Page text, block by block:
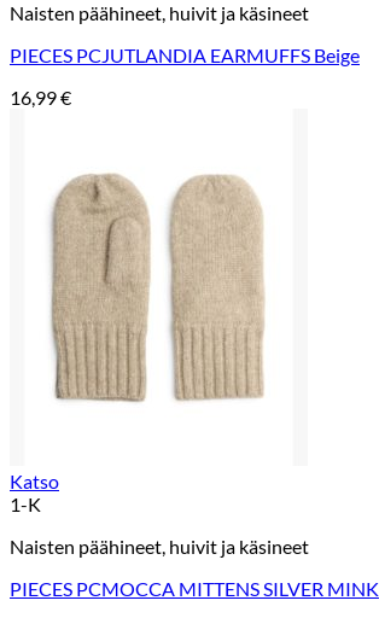
Naisten päähineet, huivit ja käsineet
PIECES PCJUTLANDIA EARMUFFS Beige
16,99€
Katso
1-K
Naisten päähineet, huivit ja käsineet
PIECES PCMOCCA MITTENS SILVER MINK